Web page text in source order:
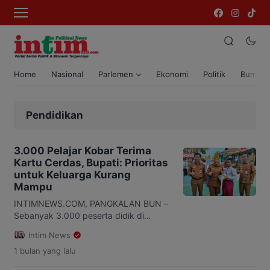
Home Nasional Parlemen Ekonomi Politik Bumi
Pendidikan
3.000 Pelajar Kobar Terima
Kartu Cerdas, Bupati: Prioritas
untuk Keluarga Kurang
Mampu
INTIMNEWS.COM, PANGKALAN BUN –
Sebanyak 3.000 peserta didik di
menjadi penerima Kartu Kobar Cerdas
pada tahun ajaran baru 2026. Program
Intim News
1 bulan yang lalu